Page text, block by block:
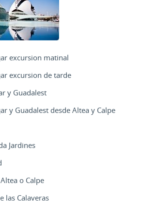
excursion matinal
excursion de tarde
y Guadalest
y Guadalest desde Altea y Calpe
Jardines
o Calpe
las Calaveras